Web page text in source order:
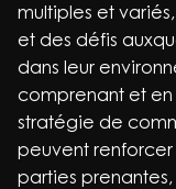
multiples et
et des défis
dans leur
comprenant et
stratégie de
peuvent
parties